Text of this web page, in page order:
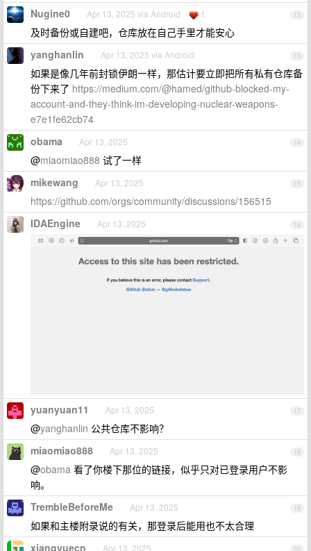
12
Nugine0 Apr 13, 2025 via Android 1
及时备份或自建吧，仓库放在自己手里才能安心
13
yanghanlin Apr 13, 2025 via Android
如果是像几年前封锁伊朗一样，那估计要立即把所有私有仓库备
份下来了 https://medium.com/@hamed/github-blocked-my-
account-and-they-think-im-developing-nuclear-weapons-
e7e1fe62cb74
14
obama Apr 13, 2025
@miaomiao888 试了一样
15
mikewang Apr 13, 2025
https://github.com/orgs/community/discussions/156515
16
IDAEngine Apr 13, 2025
17
yuanyuan11 Apr 13, 2025
@yanghanlin 公共仓库不影响？
18
miaomiao888 Apr 13, 2025
@obama 看了你楼下那位的链接，似乎只对已登录用户不影
响。
19
TrembleBeforeMe Apr 13, 2025
如果和主楼附录说的有关，那登录后能用也不太合理
xiangyuecn Apr 13, 2025